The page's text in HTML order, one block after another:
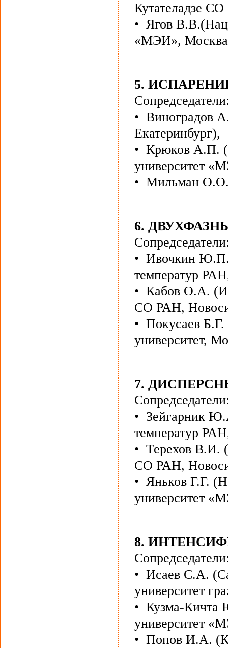
Кутателадзе
• Ягов
«МЭИ»,
5.
• Виноградов
Екатеринбург),
• Крюков А.П.
университет
• Мильман
6.
• Ивочкин Ю.П.
температур
• Кабов О.А.
СО РАН,
• Покусаев
университет,
7.
• Зейгарник
температур
• Терехов В.И.
СО РАН,
• Яньков Г.Г.
университет
8.
• Исаев С.А.
университет
• Кузма-Кичта
университет
• Попов И.А.